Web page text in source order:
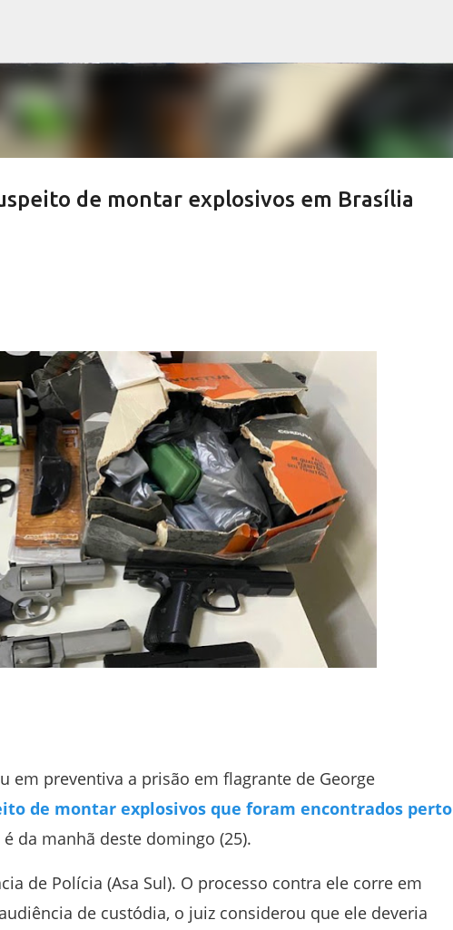
de montar explosivos em Brasília
em preventiva a prisão em flagrante de George
de montar explosivos que foram encontrados perto
é da manhã deste domingo (25).
de Polícia (Asa Sul). O processo contra ele corre em
de custódia, o juiz considerou que ele deveria